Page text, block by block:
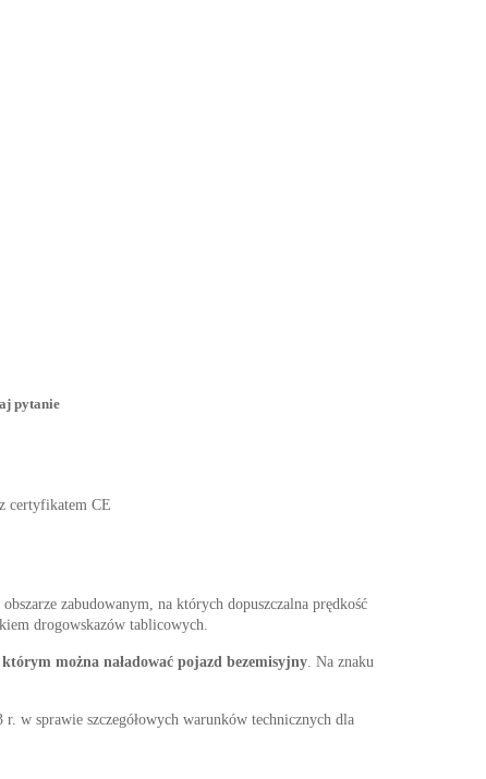
pytanie
certyfikatem CE
zabudowanym, na których dopuszczalna prędkość
drogowskazów tablicowych.
można naładować pojazd bezemisyjny. Na znaku
sprawie szczegółowych warunków technicznych dla